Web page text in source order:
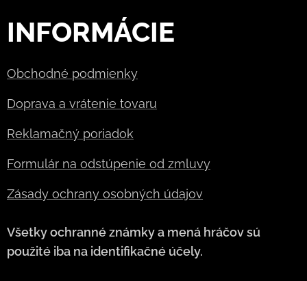
INFORMÁCIE
Obchodné podmienky
Doprava a vrátenie tovaru
Reklamačný poriadok
Formulár na odstúpenie od zmluvy
Zásady ochrany osobných údajov
Všetky ochranné známky a mená hráčov sú
použité iba na identifikačné účely.